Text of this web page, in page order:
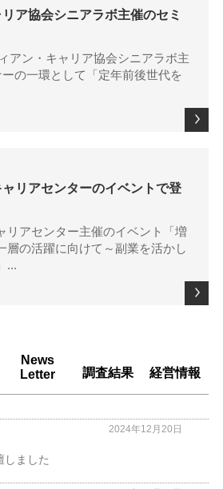
ア協会シニアラボ主催のセミ
アン・キャリア協会シニアラボ主
の一環として「定年前後世代を
リアセンターのイベントで登
リアセンター主催のイベント「増
層の活躍に向けて～副業を活かし
...
News
Letter
調査結果 経営情報
2024年12月20日
しました